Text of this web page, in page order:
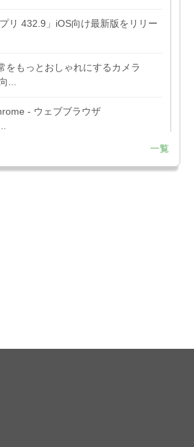
プリ 432.9」iOS向け最新版をリリー
をもっとおしゃれにするカメラ
...
- ウェブブラウザ
18.7.3」iOS向け最新版を...
18.6.7」iOS向け最新版を...
0.423.0」iOS向け最新版をリリー
一覧